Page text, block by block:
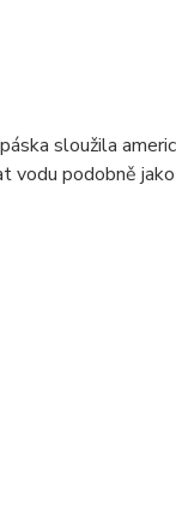
sloužila
vodu podobně